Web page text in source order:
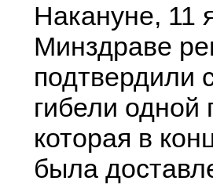
Накануне, 11
Минздраве
подтвердили
гибели
которая в
была